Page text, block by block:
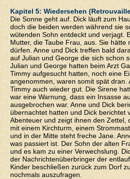
Kapitel 5: Wiedersehen
Die Sonne geht auf. Dick läuft zum
doch die beiden werden während sie
wütenden Sohn entdeckt und verjagt.
Mutter, die Taube Frau, aus. Sie hätte
dürfen. Anne und Dick treffen bald
auf Julian und George die sich schon
Julian und George hatten beim Arzt
Timmy aufgesucht hatten, noch eine
angenommen, waren somit spät dran.
Timmy auch wieder gut. Die Sirene
war eine Warnung, dass ein Insasse
ausgebrochen war. Anne und Dick
übernachtet hatten und Dick berichtet
Abenteuer und zeigt ihnen den Zettel,
mit einem Kirchturm, einem
und in der Mitte steht freche Jane.
was passiert ist. Der Sohn der alten
und es kam zu einer Verwechslung.
der Nachrichtenüberbringer der
Kinder beschließen zurück zum Dorf
nochmals auszufragen.